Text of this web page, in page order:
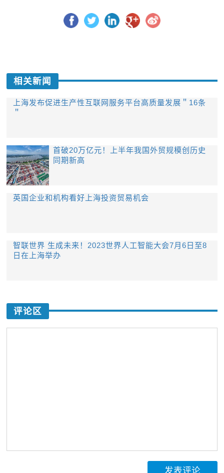
相关新闻
上海发布促进生产性互联网服务平台高质量发展＂16条
＂
首破20万亿元！上半年我国外贸规模创历史
同期新高
英国企业和机构看好上海投资贸易机会
智联世界 生成未来！2023世界人工智能大会7月6日至8
日在上海举办
评论区
发表评论